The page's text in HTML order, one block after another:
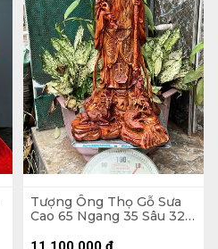
Tượng Ông Thọ Gỗ Sưa
Cao 65 Ngang 35 Sâu 32